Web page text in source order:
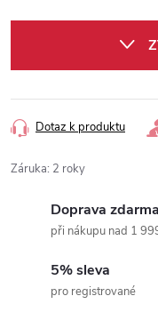
Dotaz k produktu
Záruka: 2 roky
Doprava zdarma
při nákupu nad 1
5% sleva
pro registrované